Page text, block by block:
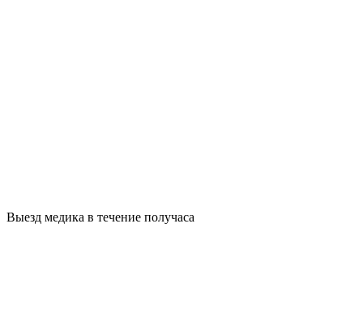
Выезд медика в течение получаса